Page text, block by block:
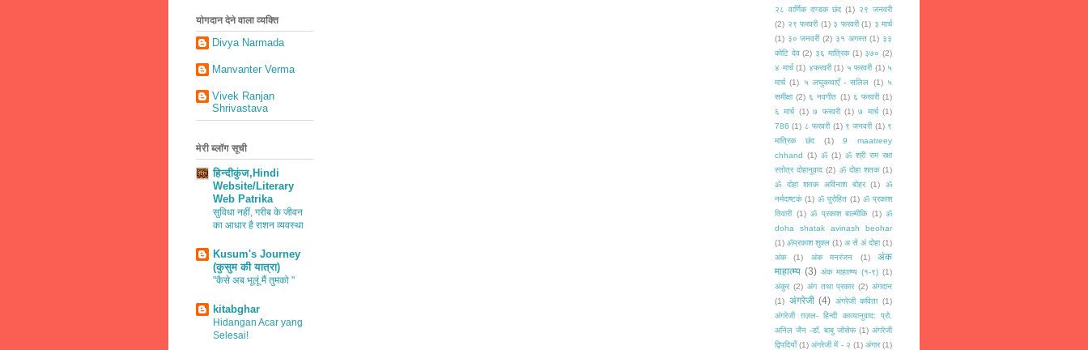
योगदान देने वाला व्यक्ति
Divya Narmada
Manvanter Verma
Vivek Ranjan
Shrivastava
मेरी ब्लॉग सूची
हिन्दीकुंज,Hindi
Website/Literary
Web Patrika
सुविधा नहीं, गरीब के जीवन
का आधार है राशन व्यवस्था
Kusum's Journey
(कुसुम की यात्रा)
"कैसे अब भूलूं मैं तुमको "
kitabghar
Hidangan Acar yang
Selesai!
२८ वार्णिक दण्डक छंद (1) २९ जनवरी
(2) २९ फरवरी (1) ३ फरवरी (1) ३ मार्च
(1) ३० जनवरी (2) ३१ अगस्त (1) ३३
कोटि देव (2) ३६ मात्रिक (1) ३७० (2)
४ मार्च (1) ४फरवरी (1) ५ फरवरी (1) ५
मार्च (1) ५ लघुकथाएँ - सलिल (1) ५
समीक्षा (2) ६ नवगीत (1) ६ फरवरी (1)
६ मार्च (1) ७ फरवरी (1) ७ मार्च (1)
786 (1) ८ फरवरी (1) ९ जनवरी (1) ९
मात्रिक छंद
(1)
9 maatreey
chhand (1) ॐ (1) ॐ श्री राम रक्षा
स्तोत्र दोहानुवाद (2) ॐ दोहा शतक (1)
ॐ दोहा शतक अविनाश बोहर
(1)
ॐ
नर्मदाष्टकं (1) ॐ पुरोहित (1) ॐ प्रकाश
तिवारी (1) ॐ प्रकाश बाल्मीकि (1) ॐ
doha shatak avinash beohar
(1) ॐप्रकाश शुक्ल (1) अ से अं दोहा (1)
अंक
(1) अंक मनरंजन (1)
अंक
माहात्म्य (3) अंक माहात्म्य (१-९) (1)
अंकुर (2) अंग तथा प्रकार (2) अंगदान
(1) अंगरेजी (4) अंगरेजी कविता (1)
अंगरेजी ग़ज़ल- हिन्दी काव्यानुवाद: प्रो.
अनिल जैन -डॉ. बाबु जोसेफ (1) अंगरेजी
द्विपदियाँ (1) अंगरेजी में - २ (1) अंगार (1)